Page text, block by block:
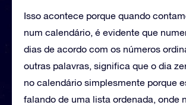
Isso acontece porque quando
num calendário, é evidente que
dias de acordo com os números
outras palavras, significa que o dia
no calendário simplesmente porque
falando de uma lista ordenada, onde